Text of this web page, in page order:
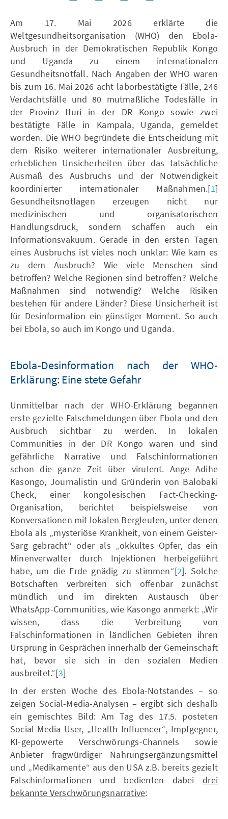
Am 17. Mai 2026 erklärte die
Weltgesundheitsorganisation (WHO) den Ebola-
Ausbruch in der Demokratischen Republik Kongo
und Uganda zu einem internationalen
Gesundheitsnotfall. Nach Angaben der WHO waren
bis zum 16. Mai 2026 acht laborbestätigte Fälle, 246
Verdachtsfälle und 80 mutmaßliche Todesfälle in
der Provinz Ituri in der DR Kongo sowie zwei
bestätigte Fälle in Kampala, Uganda, gemeldet
worden. Die WHO begründete die Entscheidung mit
dem Risiko weiterer internationaler Ausbreitung,
erheblichen Unsicherheiten über das tatsächliche
Ausmaß des Ausbruchs und der Notwendigkeit
koordinierter internationaler Maßnahmen.[1]
Gesundheitsnotlagen erzeugen nicht nur
medizinischen und organisatorischen
Handlungsdruck, sondern schaffen auch ein
Informationsvakuum. Gerade in den ersten Tagen
eines Ausbruchs ist vieles noch unklar: Wie kam es
zu dem Ausbruch? Wie viele Menschen sind
betroffen? Welche Regionen sind betroffen? Welche
Maßnahmen sind notwendig? Welche Risiken
bestehen für andere Länder? Diese Unsicherheit ist
für Desinformation ein günstiger Moment. So auch
bei Ebola, so auch im Kongo und Uganda.
Ebola-Desinformation nach der WHO-
Erklärung: Eine stete Gefahr
Unmittelbar nach der WHO-Erklärung begannen
erste gezielte Falschmeldungen über Ebola und den
Ausbruch sichtbar zu werden. In lokalen
Communities in der DR Kongo waren und sind
gefährliche Narrative und Falschinformationen
schon die ganze Zeit über virulent. Ange Adihe
Kasongo, Journalistin und Gründerin von Balobaki
Check, einer kongolesischen Fact-Checking-
Organisation, berichtet beispielsweise von
Konversationen mit lokalen Bergleuten, unter denen
Ebola als „mysteriöse Krankheit, von einem Geister-
Sarg gebracht“ oder als „okkultes Opfer, das ein
Minenverwalter durch Injektionen herbeigeführt
habe, um die Erde gnädig zu stimmen“[2]. Solche
Botschaften verbreiten sich offenbar zunächst
mündlich und im direkten Austausch über
WhatsApp-Communities, wie Kasongo anmerkt: „Wir
wissen, dass die Verbreitung von
Falschinformationen in ländlichen Gebieten ihren
Ursprung in Gesprächen innerhalb der Gemeinschaft
hat, bevor sie sich in den sozialen Medien
ausbreitet.“[3]
In der ersten Woche des Ebola-Notstandes – so
zeigen Social-Media-Analysen – ergibt sich deshalb
ein gemischtes Bild: Am Tag des 17.5. posteten
Social-Media-User, „Health Influencer“, Impfgegner,
KI-gepowerte Verschwörungs-Channels sowie
Anbieter fragwürdiger Nahrungsergänzungsmittel
und „Medikamente“ aus den USA z.B. bereits gezielt
Falschinformationen und bedienten dabeidrei
bekannte Verschwörungsnarrative: